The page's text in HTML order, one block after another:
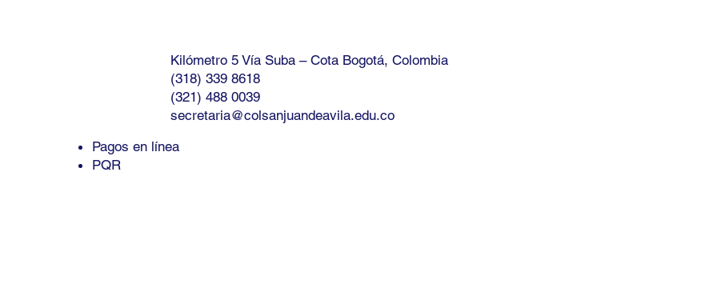
Kilómetro 5 Vía Suba – Cota Bogotá, Colombia
(318) 339 8618
(321) 488 0039
secretaria@colsanjuandeavila.edu.co
Pagos en línea
PQR